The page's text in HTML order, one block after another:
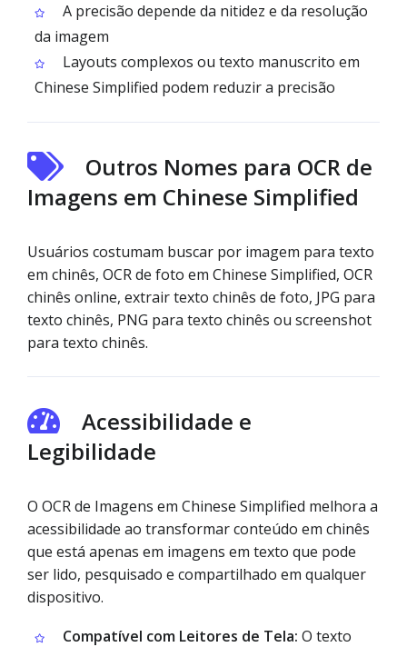
A precisão depende da nitidez e da resolução
da imagem
Layouts complexos ou texto manuscrito em
Chinese Simplified podem reduzir a precisão
Outros Nomes para OCR de
Imagens em Chinese Simplified
Usuários costumam buscar por imagem para texto
em chinês, OCR de foto em Chinese Simplified, OCR
chinês online, extrair texto chinês de foto, JPG para
texto chinês, PNG para texto chinês ou screenshot
para texto chinês.
Acessibilidade e
Legibilidade
O OCR de Imagens em Chinese Simplified melhora a
acessibilidade ao transformar conteúdo em chinês
que está apenas em imagens em texto que pode
ser lido, pesquisado e compartilhado em qualquer
dispositivo.
Compatível com Leitores de Tela: O texto